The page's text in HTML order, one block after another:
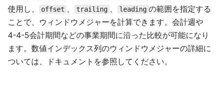
使用し、
offset 、 trailing 、 leading の範囲を指定する
ことで、ウィンドウメジャーを計算できます。会計週や
4-4-5会計期間などの事業期間に沿った比較が可能になり
ます。数値インデックス列のウィンドウメジャーの詳細に
ついては、ドキュメントを参照してください。